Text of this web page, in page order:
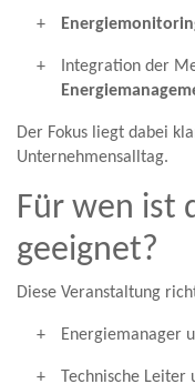
Integration der
Der Fokus liegt dabei
Unternehmensalltag.
Für wen ist
geeignet?
Diese Veranstaltung
Energiemanager
Technische